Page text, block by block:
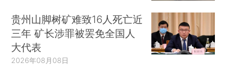
贵州山脚树矿难致16人死亡近
三年 矿长涉罪被罢免全国人
大代表
2026年08月08日